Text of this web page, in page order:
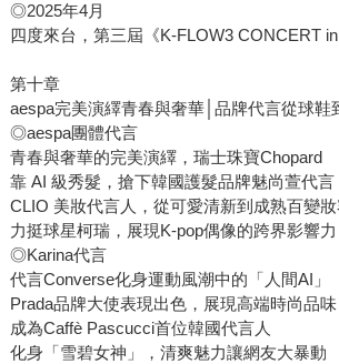
◎2025年4月
四度來台，第三屆《K-FLOW3 CONCERT in
第十章
aespa完美演繹青春與奢華│品牌代言從球鞋
◎aespa團體代言
青春與奢華的完美演繹，瑞士珠寶Chopard
靠 AI 級秀髮，搶下韓國護髮品牌魅尚萱代言
CLIO 美妝代言人，從可愛清新到成熟百變妝
力挺球星柯瑞，展現K-pop偶像的跨界影響力
◎Karina代言
代言Converse化身運動風潮中的「人間AI」
Prada品牌大使表現出色，展現高端時尚品味
成為Caffè Pascucci首位韓國代言人
化身「雪碧女神」，清爽魅力讓網友大暴動